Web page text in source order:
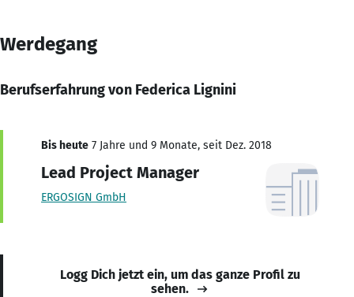
Werdegang
Berufserfahrung von Federica Lignini
Bis heute 7 Jahre und 9 Monate, seit Dez. 2018
Lead Project Manager
ERGOSIGN GmbH
Logg Dich jetzt ein, um das ganze Profil zu
sehen.